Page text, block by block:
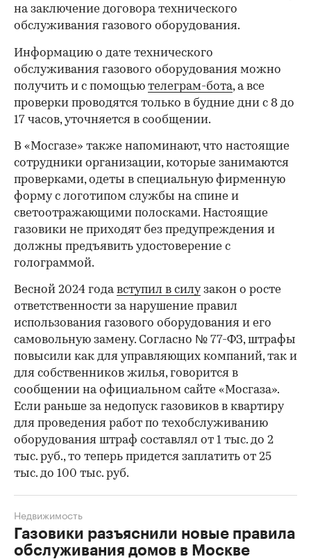
на заключение договора технического
обслуживания газового оборудования.
Информацию о дате технического
обслуживания газового оборудования можно
получить и с помощью телеграм-бота, а все
проверки проводятся только в будние дни с 8 до
17 часов, уточняется в сообщении.
В «Мосгазе» также напоминают, что настоящие
сотрудники организации, которые занимаются
проверками, одеты в специальную фирменную
форму с логотипом службы на спине и
светоотражающими полосками. Настоящие
газовики не приходят без предупреждения и
должны предъявить удостоверение с
голограммой.
Весной 2024 годавступил в силузакон о росте
ответственности за нарушение правил
использования газового оборудования и его
самовольную замену. Согласно № 77-ФЗ, штрафы
повысили как для управляющих компаний, так и
для собственников жилья, говорится в
сообщении на официальном сайте «Мосгаза».
Если раньше за недопуск газовиков в квартиру
для проведения работ по техобслуживанию
оборудования штраф составлял от 1 тыс. до 2
тыс. руб., то теперь придется заплатить от 25
тыс. до 100 тыс. руб.
Газовики разъяснили новые правила
обслуживания домов в Москве
Недвижимость